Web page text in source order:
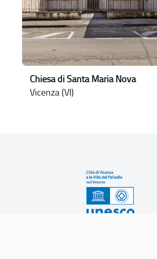
Chiesa di Santa Maria Nova
Vicenza (VI)